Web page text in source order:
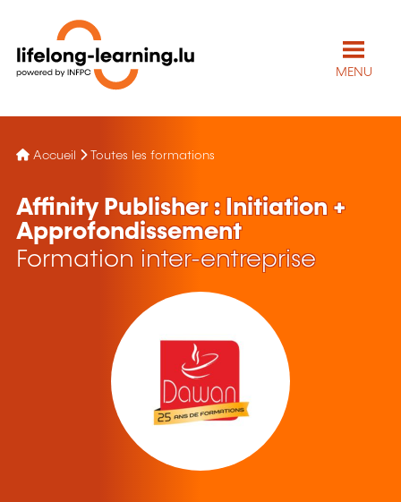
MENU
Accueil Toutes les formations
Affinity Publisher : Initiation +
Approfondissement
Formation inter-entreprise